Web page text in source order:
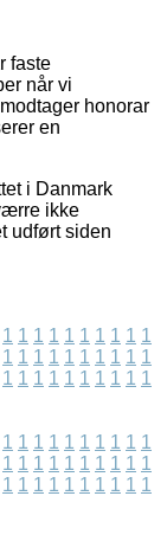
faste
når vi
honorar
en
i Danmark
ikke
udført siden
1 1 1 1 1 1 1 1 1 1
1 1 1 1 1 1 1 1 1 1
1 1 1 1 1 1 1 1 1 1
1 1 1 1 1 1 1 1 1 1
1 1 1 1 1 1 1 1 1 1
1 1 1 1 1 1 1 1 1 1